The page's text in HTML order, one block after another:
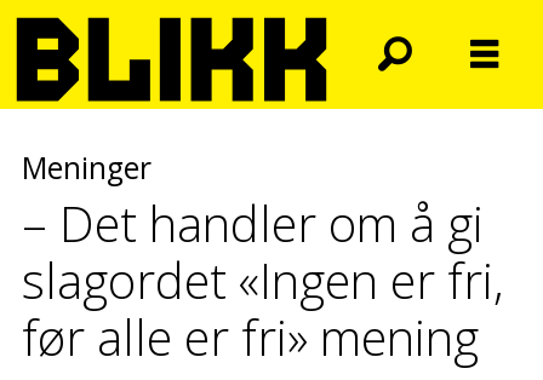
Meninger
– Det handler om å gi
slagordet «Ingen er fri,
før alle er fri» mening